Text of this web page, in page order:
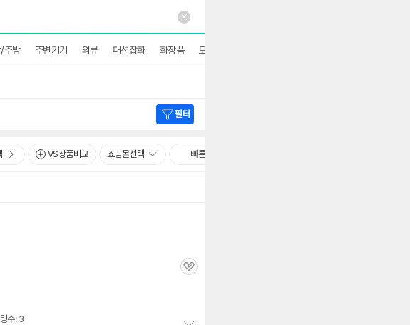
주방 주변기기 의류 패션잡화 화장품 도서
필터
VS상품비교 쇼핑몰선택 빠른배송
관
수: 3